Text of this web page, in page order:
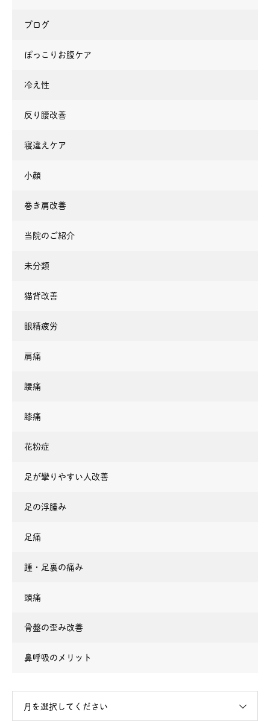
ブログ
ぽっこりお腹ケア
冷え性
反り腰改善
寝違えケア
小顔
巻き肩改善
当院のご紹介
未分類
猫背改善
眼精疲労
肩痛
腰痛
膝痛
花粉症
足が攣りやすい人改善
足の浮腫み
足痛
踵・足裏の痛み
頭痛
骨盤の歪み改善
鼻呼吸のメリット
月を選択してください